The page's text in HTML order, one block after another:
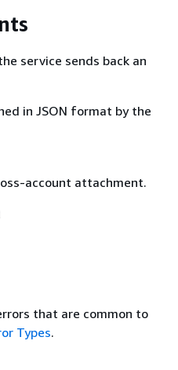
service sends back an
in JSON format by the
account attachment.
that are common to
Types.